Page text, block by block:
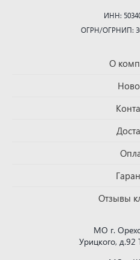
ИНН:
ОГРН/ОГРНИП:
О
Отзывы
МО г.
Урицкого, д.92